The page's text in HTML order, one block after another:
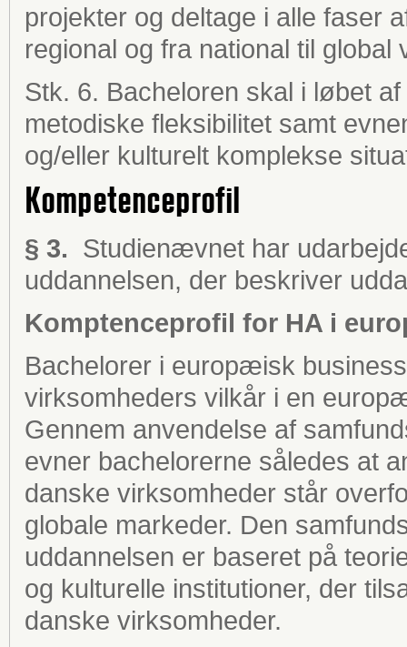
projekter og deltage i alle faser
regional og fra national til global
Stk. 6. Bacheloren skal i løbet
metodiske fleksibilitet samt
og/eller kulturelt komplekse
Kompetenceprofil
§ 3. Studienævnet har
uddannelsen, der beskriver
Komptenceprofil for HA i
Bachelorer i europæisk
virksomheders vilkår i en
Gennem anvendelse af
evner bachelorerne således at
danske virksomheder står
globale markeder. Den
uddannelsen er baseret på
og kulturelle institutioner, der
danske virksomheder.